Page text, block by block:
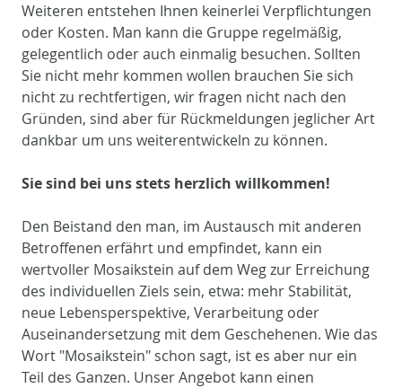
Weiteren entstehen Ihnen keinerlei Verpflichtungen
oder Kosten. Man kann die Gruppe regelmäßig,
gelegentlich oder auch einmalig besuchen. Sollten
Sie nicht mehr kommen wollen brauchen Sie sich
nicht zu rechtfertigen, wir fragen nicht nach den
Gründen, sind aber für Rückmeldungen jeglicher Art
dankbar um uns weiterentwickeln zu können.
Sie sind bei uns stets herzlich willkommen!
Den Beistand den man, im Austausch mit anderen
Betroffenen erfährt und empfindet, kann ein
wertvoller Mosaikstein auf dem Weg zur Erreichung
des individuellen Ziels sein, etwa: mehr Stabilität,
neue Lebensperspektive, Verarbeitung oder
Auseinandersetzung mit dem Geschehenen. Wie das
Wort "Mosaikstein" schon sagt, ist es aber nur ein
Teil des Ganzen. Unser Angebot kann einen